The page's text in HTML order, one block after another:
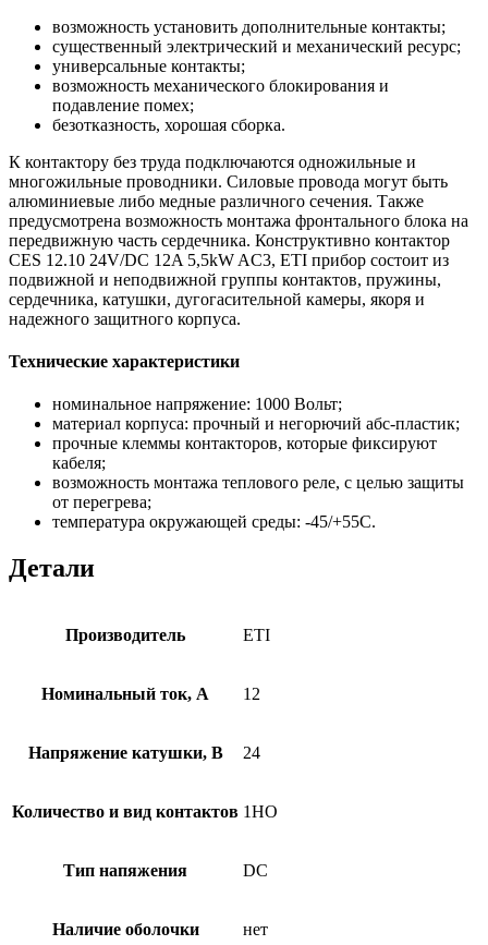
возможность установить дополнительные контакты;
существенный электрический и механический ресурс;
универсальные контакты;
возможность механического блокирования и
подавление помех;
безотказность, хорошая сборка.
К контактору без труда подключаются одножильные и
многожильные проводники. Силовые провода могут быть
алюминиевые либо медные различного сечения. Также
предусмотрена возможность монтажа фронтального блока на
передвижную часть сердечника. Конструктивно контактор
CES 12.10 24V/DC 12A 5,5kW AC3, ETI прибор состоит из
подвижной и неподвижной группы контактов, пружины,
сердечника, катушки, дугогасительной камеры, якоря и
надежного защитного корпуса.
Технические характеристики
номинальное напряжение: 1000 Вольт;
материал корпуса: прочный и негорючий абс-пластик;
прочные клеммы контакторов, которые фиксируют
кабеля;
возможность монтажа теплового реле, с целью защиты
от перегрева;
температура окружающей среды: -45/+55С.
Детали
Производитель ETI
Номинальный ток, А 12
Напряжение катушки, В 24
Количество и вид контактов 1НО
Тип напяжения DC
Наличие оболочки нет